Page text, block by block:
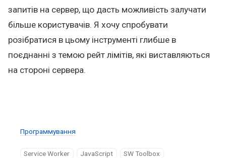
запитів на сервер, що дасть можливість залучати
більше користувачів. Я хочу спробувати
розібратися в цьому інструменті глибше в
поєднанні з темою рейт лімітів, які виставляються
на стороні сервера.
Программування
Service Worker JavaScript
SW Toolbox